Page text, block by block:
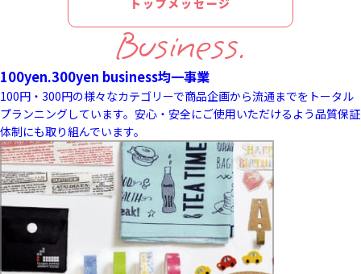
トップメッセージ
Business.
100yen.300yen business均一事業
100円・300円の様々なカテゴリーで商品企画から流通までをトータル
プランニングしています。安心・安全にご使用いただけるよう品質保証
体制にも取り組んでいます。